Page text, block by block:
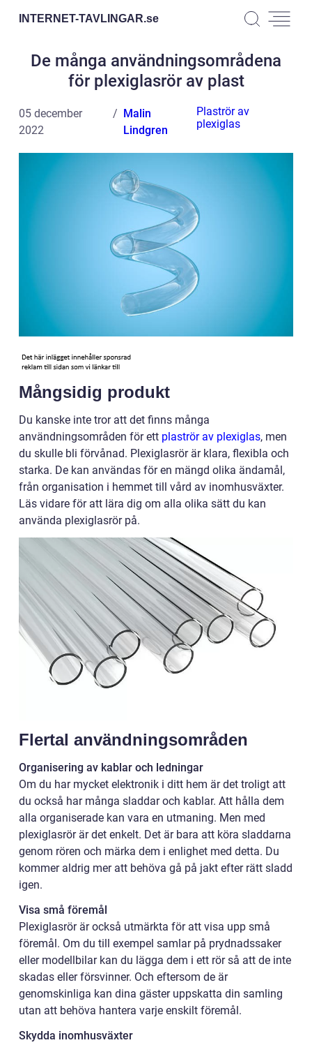
INTERNET-TAVLINGAR.se
De många användningsområdena
för plexiglasrör av plast
05 december
2022
Malin
Lindgren
Plaströr av
plexiglas
Mångsidig produkt
Du kanske inte tror att det finns många
användningsområden för ett plaströr av plexiglas, men
du skulle bli förvånad. Plexiglasrör är klara, flexibla och
starka. De kan användas för en mängd olika ändamål,
från organisation i hemmet till vård av inomhusväxter.
Läs vidare för att lära dig om alla olika sätt du kan
använda plexiglasrör på.
Flertal användningsområden
Organisering av kablar och ledningar
Om du har mycket elektronik i ditt hem är det troligt att
du också har många sladdar och kablar. Att hålla dem
alla organiserade kan vara en utmaning. Men med
plexiglasrör är det enkelt. Det är bara att köra sladdarna
genom rören och märka dem i enlighet med detta. Du
kommer aldrig mer att behöva gå på jakt efter rätt sladd
igen.
Visa små föremål
Plexiglasrör är också utmärkta för att visa upp små
föremål. Om du till exempel samlar på prydnadssaker
eller modellbilar kan du lägga dem i ett rör så att de inte
skadas eller försvinner. Och eftersom de är
genomskinliga kan dina gäster uppskatta din samling
utan att behöva hantera varje enskilt föremål.
Skydda inomhusväxter